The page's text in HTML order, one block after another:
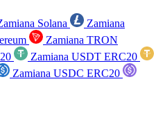
Solana
Zamiana
Zamiana TRON
Zamiana USDT ERC20
Zamiana USDC ERC20